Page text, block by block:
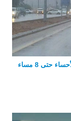
حتى 8 مساء